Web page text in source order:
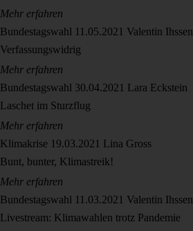
Mehr erfahren
Bundestagswahl 11.05.2021 Valentin Ihssen
Verfassungswidrig
Mehr erfahren
Bundestagswahl 30.04.2021 Lara Eckstein
Laschet im Sturzflug
Mehr erfahren
Klimakrise 19.03.2021 Lina Gross
Bunt, bunter, Klimastreik!
Mehr erfahren
Bundestagswahl 11.03.2021 Valentin Ihssen
Livestream: Klimawahlen trotz Pandemie